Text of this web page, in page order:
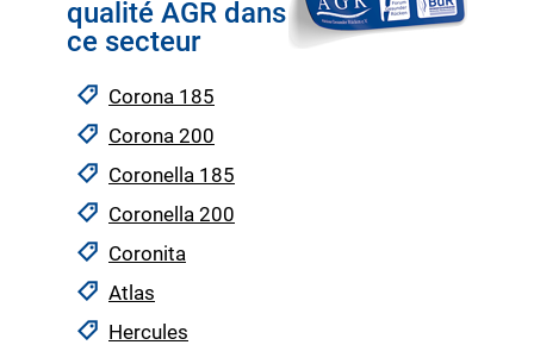
qualité AGR dans
ce secteur
Corona 185
Corona 200
Coronella 185
Coronella 200
Coronita
Atlas
Hercules